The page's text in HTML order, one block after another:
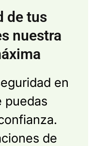
de tus
nuestra
en
puedas
de